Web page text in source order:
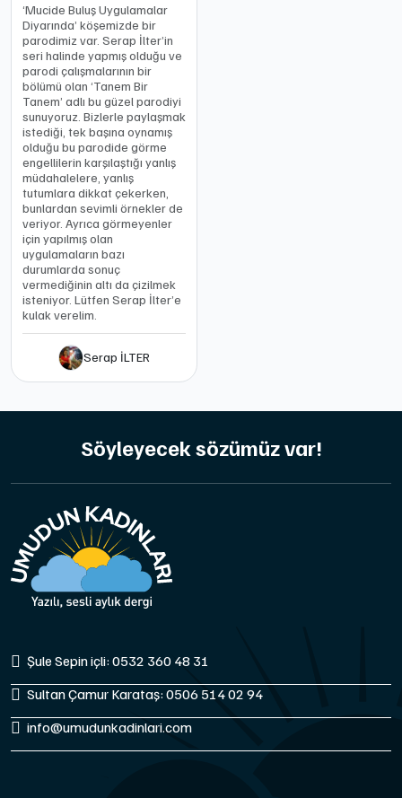
‘Mucide Buluş Uygulamalar
Diyarında’ köşemizde bir
parodimiz var. Serap İlter’in
seri halinde yapmış olduğu ve
parodi çalışmalarının bir
bölümü olan ‘Tanem Bir
Tanem’ adlı bu güzel parodiyi
sunuyoruz. Bizlerle paylaşmak
istediği, tek başına oynamış
olduğu bu parodide görme
engellilerin karşılaştığı yanlış
müdahalelere, yanlış
tutumlara dikkat çekerken,
bunlardan sevimli örnekler de
veriyor. Ayrıca görmeyenler
için yapılmış olan
uygulamaların bazı
durumlarda sonuç
vermediğinin altı da çizilmek
isteniyor. Lütfen Serap İlter’e
kulak verelim.
Serap İLTER
Söyleyecek sözümüz var!
Şule Sepin içli: 0532 360 48 31
Sultan Çamur Karataş: 0506 514 02 94
info@umudunkadinlari.com